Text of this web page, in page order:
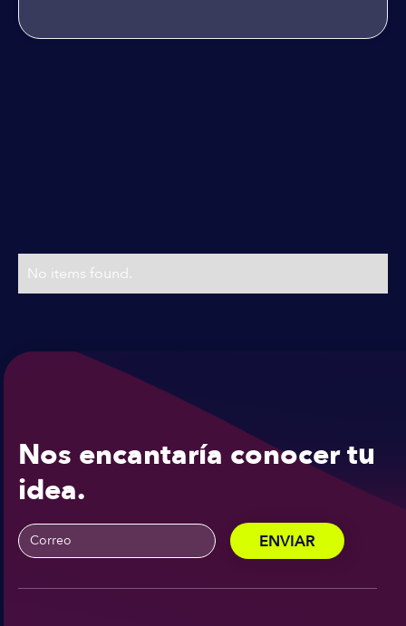
No items found.
Nos encantaría conocer tu
idea.